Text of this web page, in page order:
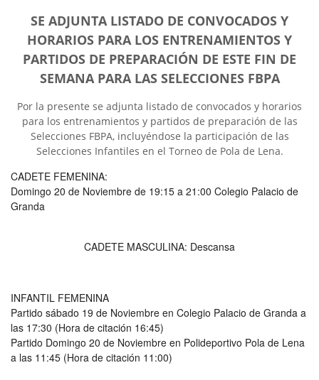
SE ADJUNTA LISTADO DE CONVOCADOS Y
HORARIOS PARA LOS ENTRENAMIENTOS Y
PARTIDOS DE PREPARACIÓN DE ESTE FIN DE
SEMANA PARA LAS SELECCIONES FBPA
Por la presente se adjunta listado de convocados y horarios
para los entrenamientos y partidos de preparación de las
Selecciones FBPA, incluyéndose la participación de las
Selecciones Infantiles en el Torneo de Pola de Lena.
CADETE FEMENINA:
Domingo 20 de Noviembre de 19:15 a 21:00 Colegio Palacio de
Granda
CADETE MASCULINA: Descansa
INFANTIL FEMENINA
Partido sábado 19 de Noviembre en Colegio Palacio de Granda a
las 17:30 (Hora de citación 16:45)
Partido Domingo 20 de Noviembre en Polideportivo Pola de Lena
a las 11:45 (Hora de citación 11:00)